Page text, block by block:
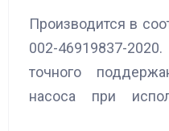
Производится в
002-46919837-
точного
насоса при